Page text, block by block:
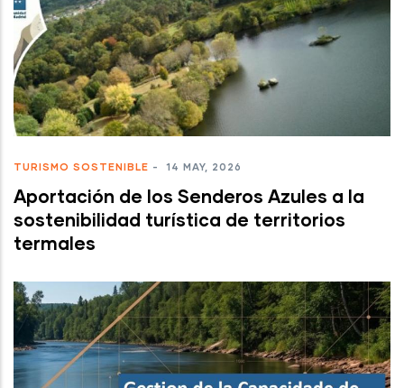
TURISMO SOSTENIBLE - 14 MAY, 2026
Aportación de los Senderos Azules a la
sostenibilidad turística de territorios
termales